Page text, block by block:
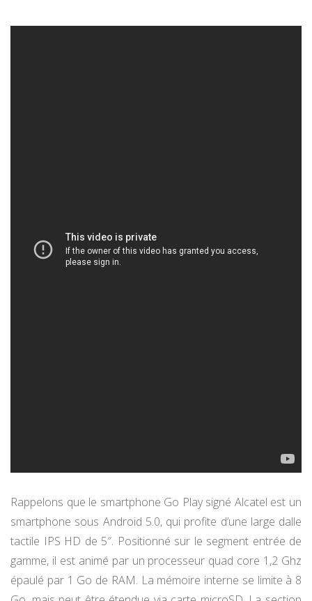
Rappelons que le smartphone Go Play signé Alcatel est un
smartphone sous Android 5.0, qui profite d’une large dalle
tactile IPS HD de 5″. Positionné sur le segment entrée de
gamme, il est animé par un processeur quad core 1,2 Ghz
épaulé par 1 Go de RAM. La mémoire interne se limite à 8